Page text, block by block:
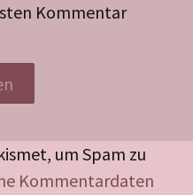
Kommentar
um Spam zu
Kommentardaten